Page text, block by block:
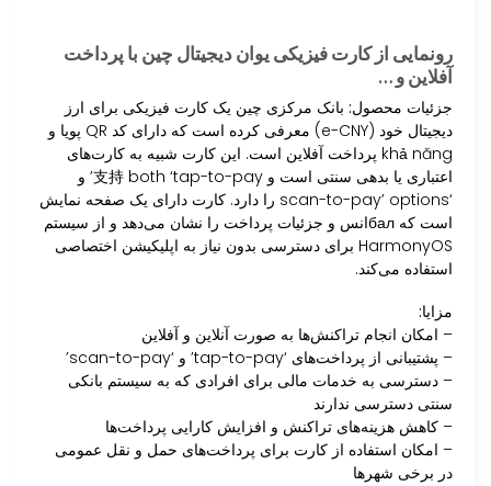
رونمایی از کارت فیزیکی یوان دیجیتال چین با پرداخت
آفلاین و …
جزئیات محصول: بانک مرکزی چین یک کارت فیزیکی برای ارز
دیجیتال خود (e-CNY) معرفی کرده است که دارای کد QR پویا و
khả năng پرداخت آفلاین است. این کارت شبیه به کارت‌های
اعتباری یا بدهی سنتی است و 支持 both ‘tap-to-pay’ و
‘scan-to-pay’ options را دارد. کارت دارای یک صفحه نمایش
است که балانس و جزئیات پرداخت را نشان می‌دهد و از سیستم
HarmonyOS برای دسترسی بدون نیاز به اپلیکیشن اختصاصی
استفاده می‌کند.
مزایا:
– امکان انجام تراکنش‌ها به صورت آنلاین و آفلاین
– پشتیبانی از پرداخت‌های ‘tap-to-pay’ و ‘scan-to-pay’
– دسترسی به خدمات مالی برای افرادی که به سیستم بانکی
سنتی دسترسی ندارند
– کاهش هزینه‌های تراکنش و افزایش کارایی پرداخت‌ها
– امکان استفاده از کارت برای پرداخت‌های حمل و نقل عمومی
در برخی شهرها